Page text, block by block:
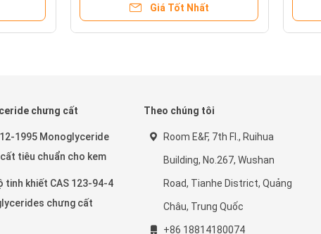
Giá Tốt Nhất
chưng cất
1995 Monoglyceride
tiêu chuẩn cho kem
tinh khiết CAS 123-94-4
chưng cất
Theo chúng tôi
Room E&F, 7th Fl., Ruihua
Building, No.267, Wushan
Road, Tianhe District, Quảng
Châu, Trung Quốc
+86 18814180074